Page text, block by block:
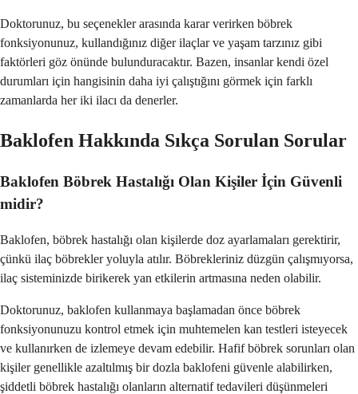
Doktorunuz, bu seçenekler arasında karar verirken böbrek
fonksiyonunuz, kullandığınız diğer ilaçlar ve yaşam tarzınız gibi
faktörleri göz önünde bulunduracaktır. Bazen, insanlar kendi özel
durumları için hangisinin daha iyi çalıştığını görmek için farklı
zamanlarda her iki ilacı da denerler.
Baklofen Hakkında Sıkça Sorulan Sorular
Baklofen Böbrek Hastalığı Olan Kişiler İçin Güvenli
midir?
Baklofen, böbrek hastalığı olan kişilerde doz ayarlamaları gerektirir,
çünkü ilaç böbrekler yoluyla atılır. Böbrekleriniz düzgün çalışmıyorsa,
ilaç sisteminizde birikerek yan etkilerin artmasına neden olabilir.
Doktorunuz, baklofen kullanmaya başlamadan önce böbrek
fonksiyonunuzu kontrol etmek için muhtemelen kan testleri isteyecek
ve kullanırken de izlemeye devam edebilir. Hafif böbrek sorunları olan
kişiler genellikle azaltılmış bir dozla baklofeni güvenle alabilirken,
şiddetli böbrek hastalığı olanların alternatif tedavileri düşünmeleri